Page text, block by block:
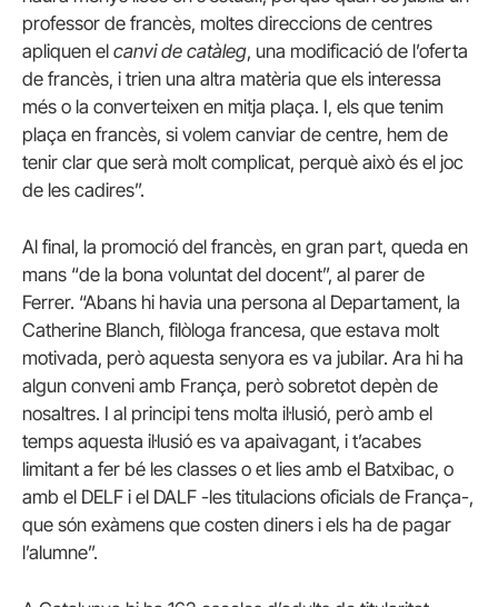
professor de francès, moltes direccions de centres
apliquen el canvi de catàleg, una modificació de l’oferta
de francès, i trien una altra matèria que els interessa
més o la converteixen en mitja plaça. I, els que tenim
plaça en francès, si volem canviar de centre, hem de
tenir clar que serà molt complicat, perquè això és el joc
de les cadires”.
Al final, la promoció del francès, en gran part, queda en
mans “de la bona voluntat del docent”, al parer de
Ferrer. “Abans hi havia una persona al Departament, la
Catherine Blanch, filòloga francesa, que estava molt
motivada, però aquesta senyora es va jubilar. Ara hi ha
algun conveni amb França, però sobretot depèn de
nosaltres. I al principi tens molta il·lusió, però amb el
temps aquesta il·lusió es va apaivagant, i t’acabes
limitant a fer bé les classes o et lies amb el Batxibac, o
amb el DELF i el DALF -les titulacions oficials de França-,
que són exàmens que costen diners i els ha de pagar
l’alumne”.